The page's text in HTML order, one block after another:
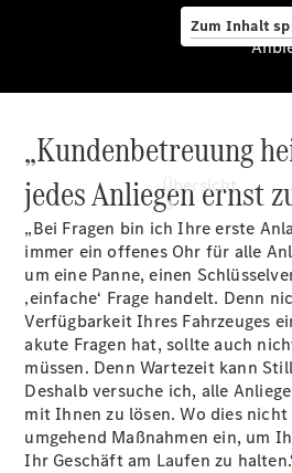
Zum Inhalt
Anbieter
Übersicht
Startseite
finden
Probefahrt
vereinbaren
„Kundenbetreuung
jedes Anliegen ernst
„Bei Fragen bin ich Ihre erste
immer ein offenes Ohr für alle
um eine Panne, einen
‚einfache‘ Frage handelt. Denn
Verfügbarkeit Ihres Fahrzeuges
akute Fragen hat, sollte auch
müssen. Denn Wartezeit kann
Deshalb versuche ich, alle
mit Ihnen zu lösen. Wo dies
umgehend Maßnahmen ein, um
Ihr Geschäft am Laufen zu